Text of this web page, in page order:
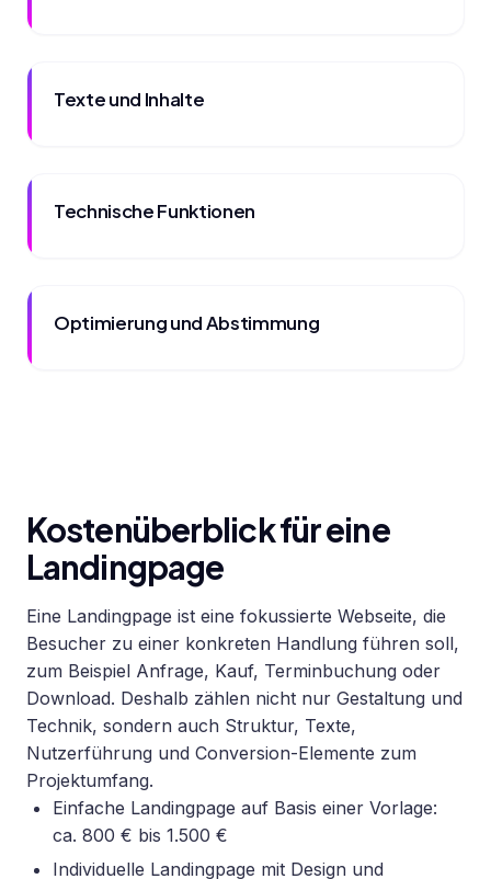
Texte und Inhalte
Technische Funktionen
Optimierung und Abstimmung
Kostenüberblick für eine
Landingpage
Eine Landingpage ist eine fokussierte Webseite, die
Besucher zu einer konkreten Handlung führen soll,
zum Beispiel Anfrage, Kauf, Terminbuchung oder
Download. Deshalb zählen nicht nur Gestaltung und
Technik, sondern auch Struktur, Texte,
Nutzerführung und Conversion-Elemente zum
Projektumfang.
Einfache Landingpage auf Basis einer Vorlage:
ca. 800 € bis 1.500 €
Individuelle Landingpage mit Design und